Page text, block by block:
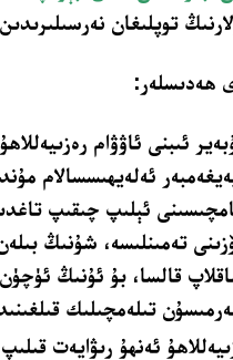
توپلىغان
ھەدىسلەر:
ئىبنى ئاۋۋام
ئەلەيھىسسالام
ئېلىپ چىقىپ
تەمىنلىسە، شۇنىڭ
قالسا، بۇ ئۇنىڭ
تىلەمچىلىك
ئەنھۇ رىۋايەت